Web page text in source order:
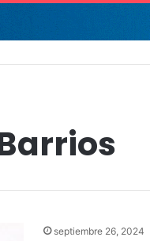
septiembre 26, 2024